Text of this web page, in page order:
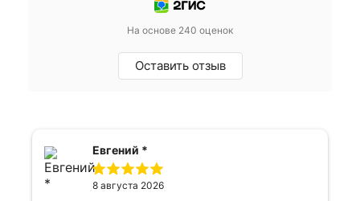
На основе 240 оценок
Оставить отзыв
Евгений *
8 августа 2026